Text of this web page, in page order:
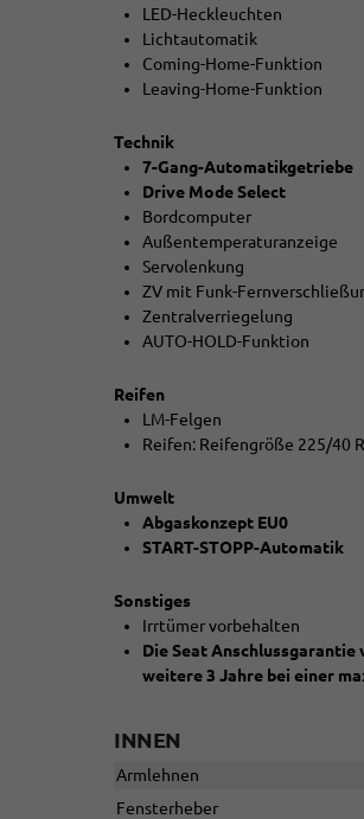
LED-Heckleuchten
Lichtautomatik
Coming-Home-Funktion
Leaving-Home-Funktion
Technik
7-Gang-Automatikgetriebe
Drive Mode Select
Bordcomputer
Außentemperaturanzeige
Servolenkung
ZV mit Funk-
Zentralverriegelung
AUTO-HOLD-Funktion
Reifen
LM-Felgen
Reifen: Reifengröße 225/40
Umwelt
Abgaskonzept EU0
START-STOPP-Automatik
Sonstiges
Irrtümer vorbehalten
Die Seat
weitere 3 Jahre bei einer
INNEN
Armlehnen
Fensterheber